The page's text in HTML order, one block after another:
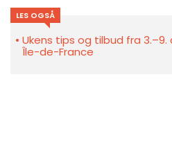
LES OGSÅ
Ukens tips og tilbud fra 3.–9.
Île-de-France